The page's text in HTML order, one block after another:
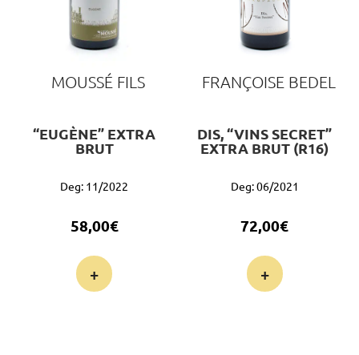
MOUSSÉ FILS
“EUGÈNE” EXTRA
BRUT
Deg: 11/2022
58,00€
+
FRANÇOISE BEDEL
DIS, “VINS SECRET”
EXTRA BRUT (R16)
Deg: 06/2021
72,00€
+